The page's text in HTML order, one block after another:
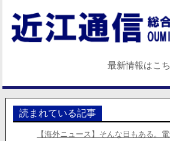
最新情報はこ
読まれている記事
【海外ニュース】そんな日もある。